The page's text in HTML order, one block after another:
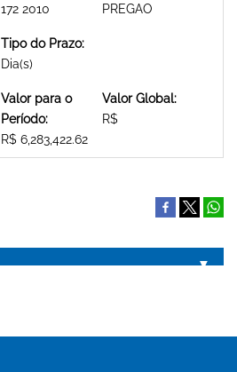
172 2010
PREGAO
Tipo do Prazo:
Dia(s)
Valor para o
Período:
R$ 6,283,422.62
Valor Global:
R$